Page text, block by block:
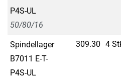
P4S-UL
50/80/16
Spindellager
B7011 E-T-
P4S-UL
309.30 4